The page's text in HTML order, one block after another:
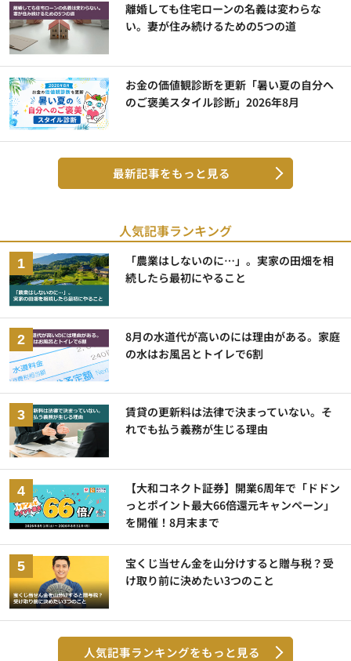
離婚しても住宅ローンの名義は変わらな
い。妻が住み続けるための5つの道
お金の価値観診断を更新「暑い夏の自分へ
のご褒美スタイル診断」2026年8月
最新記事をもっと見る
人気記事ランキング
「農業はしないのに…」。実家の田畑を相
続したら最初にやること
8月の水道代が高いのには理由がある。家庭
の水はお風呂とトイレで6割
賃貸の更新料は法律で決まっていない。そ
れでも払う義務が生じる理由
【大和コネクト証券】開業6周年で「ドドン
っとポイント最大66倍還元キャンペーン」
を開催！8月末まで
宝くじ当せん金を山分けすると贈与税？受
け取り前に決めたい3つのこと
人気記事ランキングをもっと見る